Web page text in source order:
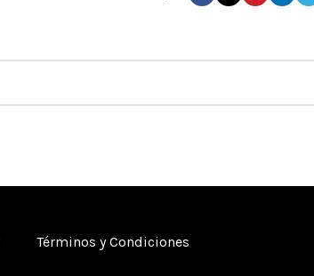
Términos y Condiciones